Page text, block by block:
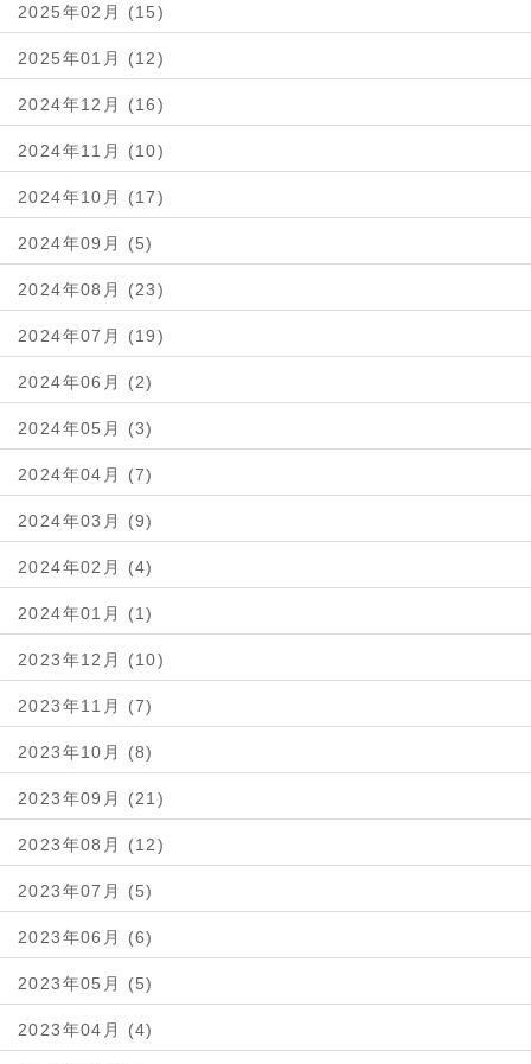
2025年02月 (15)
2025年01月 (12)
2024年12月 (16)
2024年11月 (10)
2024年10月 (17)
2024年09月 (5)
2024年08月 (23)
2024年07月 (19)
2024年06月 (2)
2024年05月 (3)
2024年04月 (7)
2024年03月 (9)
2024年02月 (4)
2024年01月 (1)
2023年12月 (10)
2023年11月 (7)
2023年10月 (8)
2023年09月 (21)
2023年08月 (12)
2023年07月 (5)
2023年06月 (6)
2023年05月 (5)
2023年04月 (4)